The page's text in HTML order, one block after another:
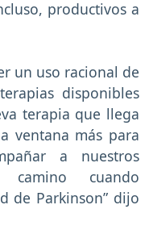
productivos a
un uso racional de
disponibles
terapia que llega
ventana más para
a nuestros
cuando
de Parkinson” dijo